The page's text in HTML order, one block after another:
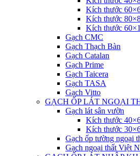
Kích thước
Kích thước
Kích thước
Gạch CMC
Gạch Thạch Bàn
Gạch Catalan
Gạch Prime
Gạch Taicera
Gạch TASA
Gạch Vitto
GẠCH ỐP LÁT NGOẠI
Gạch lát sân vườn
Kích thước
Kích thước
Gạch ốp tường ngoại
Gạch ngoại thất Việt